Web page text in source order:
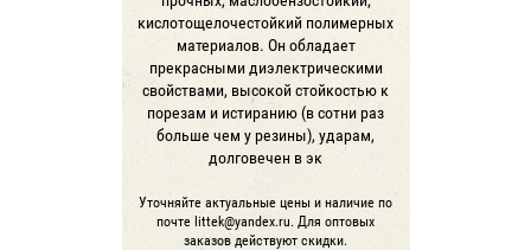
кислотощелочестойкий полимерных
материалов. Он обладает
прекрасными диэлектрическими
свойствами, высокой стойкостью к
порезам и истиранию (в сотни раз
больше чем у резины), ударам,
долговечен в эк
Уточняйте актуальные цены и наличие по
почте littek@yandex.ru. Для оптовых
заказов действуют скидки.